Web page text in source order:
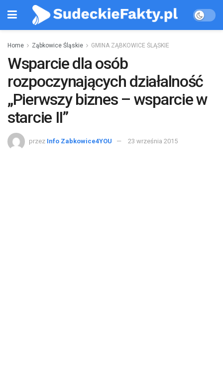
Home Ząbkowice Śląskie GMINA ZĄBKOWICE ŚLĄSKIE
Wsparcie dla osób
rozpoczynających działalność
„Pierwszy biznes – wsparcie w
starcie II”
przez Info Zabkowice4YOU 23 września 2015